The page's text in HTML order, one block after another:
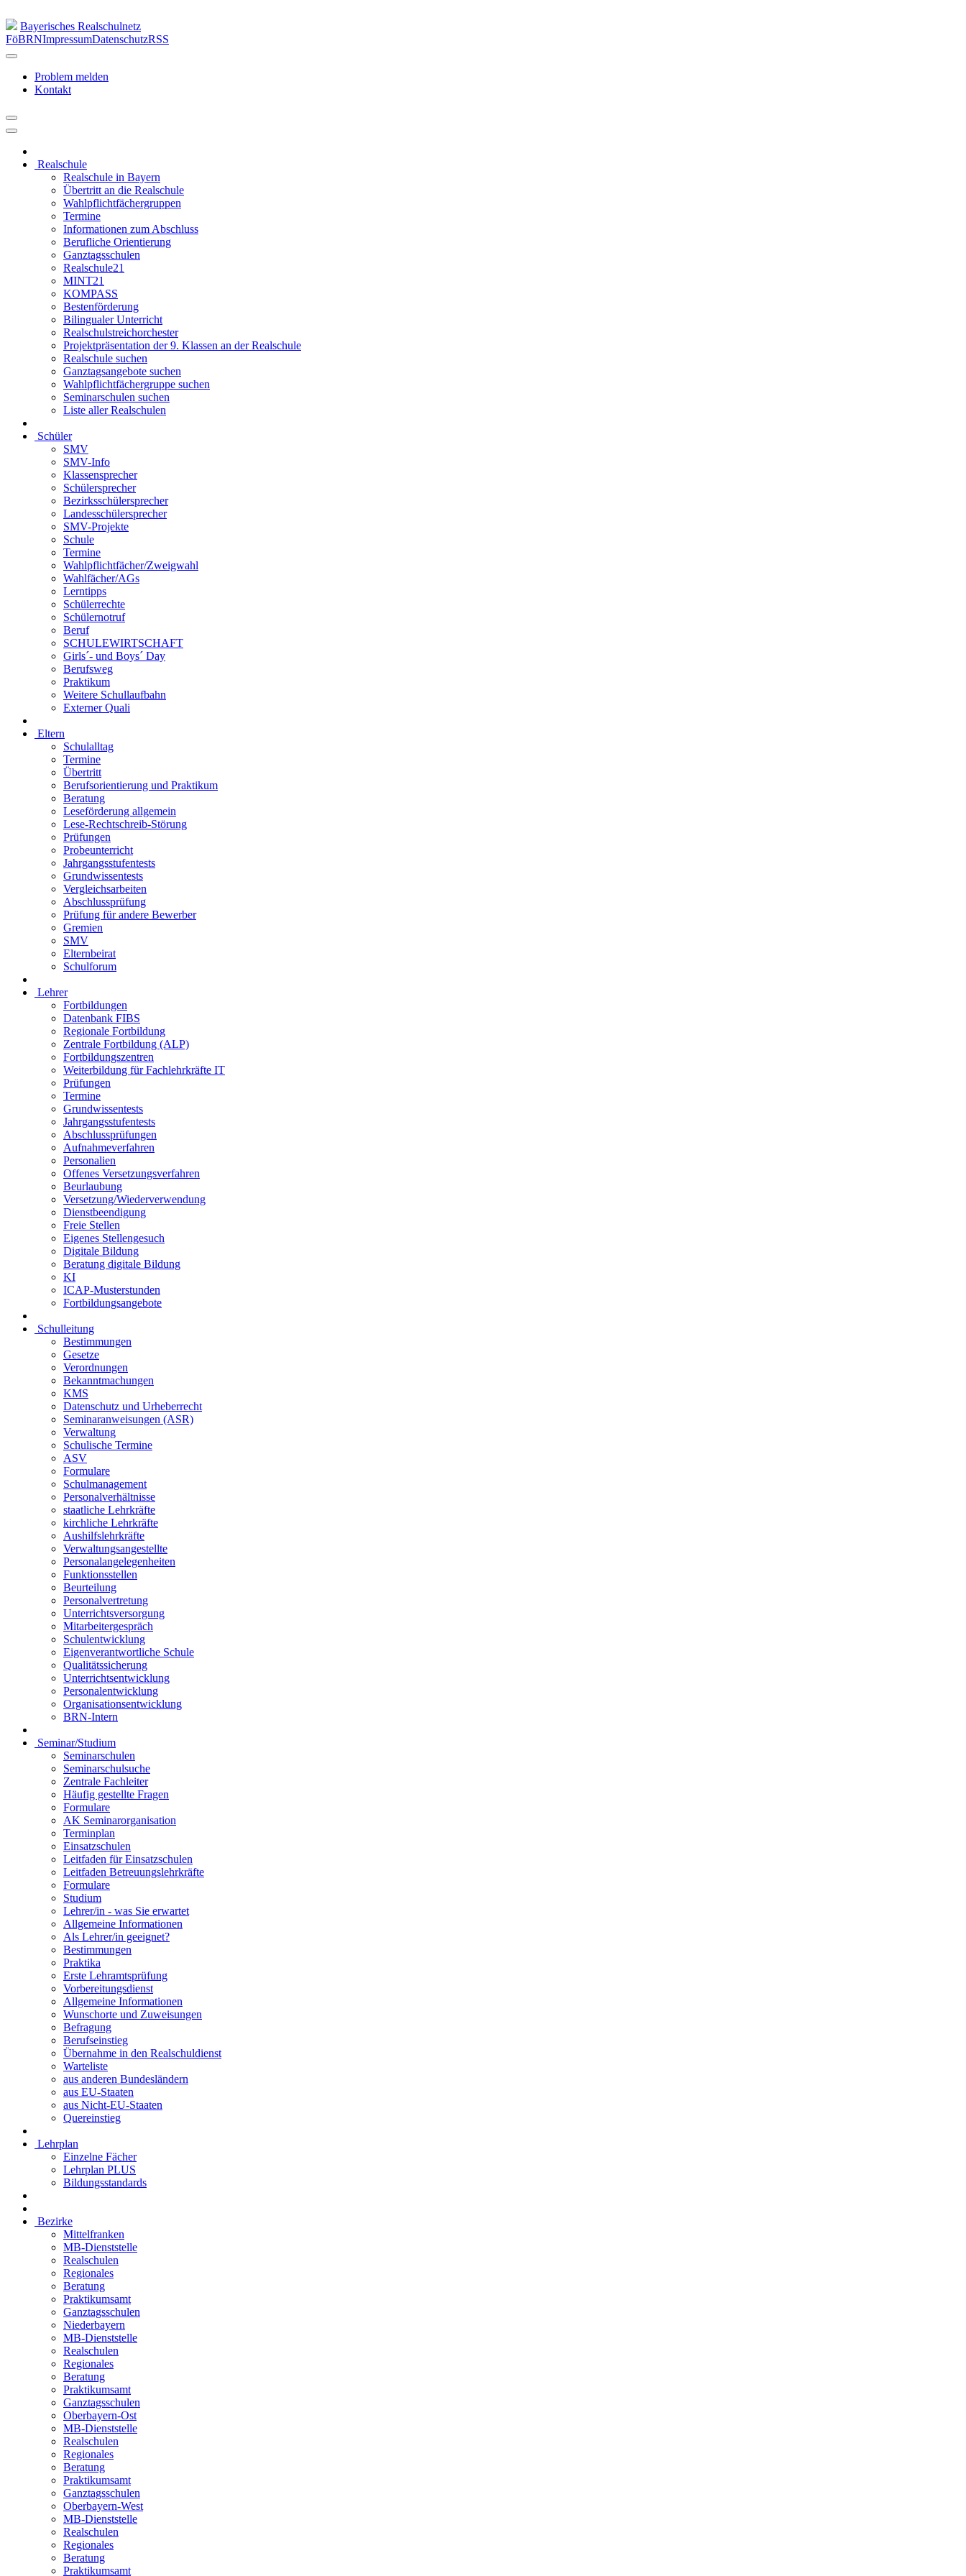
Bayerisches Realschulnetz
FöBRNImpressumDatenschutzRSS
Problem melden
Kontakt
Realschule
Realschule in Bayern
Übertritt an die Realschule
Wahlpflichtfächergruppen
Termine
Informationen zum Abschluss
Berufliche Orientierung
Ganztagsschulen
Realschule21
MINT21
KOMPASS
Bestenförderung
Bilingualer Unterricht
Realschulstreichorchester
Projektpräsentation der 9. Klassen an der Realschule
Realschule suchen
Ganztagsangebote suchen
Wahlpflichtfächergruppe suchen
Seminarschulen suchen
Liste aller Realschulen
Schüler
SMV
SMV-Info
Klassensprecher
Schülersprecher
Bezirksschülersprecher
Landesschülersprecher
SMV-Projekte
Schule
Termine
Wahlpflichtfächer/Zweigwahl
Wahlfächer/AGs
Lerntipps
Schülerrechte
Schülernotruf
Beruf
SCHULEWIRTSCHAFT
Girls´- und Boys´ Day
Berufsweg
Praktikum
Weitere Schullaufbahn
Externer Quali
Eltern
Schulalltag
Termine
Übertritt
Berufsorientierung und Praktikum
Beratung
Leseförderung allgemein
Lese-Rechtschreib-Störung
Prüfungen
Probeunterricht
Jahrgangsstufentests
Grundwissentests
Vergleichsarbeiten
Abschlussprüfung
Prüfung für andere Bewerber
Gremien
SMV
Elternbeirat
Schulforum
Lehrer
Fortbildungen
Datenbank FIBS
Regionale Fortbildung
Zentrale Fortbildung (ALP)
Fortbildungszentren
Weiterbildung für Fachlehrkräfte IT
Prüfungen
Termine
Grundwissentests
Jahrgangsstufentests
Abschlussprüfungen
Aufnahmeverfahren
Personalien
Offenes Versetzungsverfahren
Beurlaubung
Versetzung/Wiederverwendung
Dienstbeendigung
Freie Stellen
Eigenes Stellengesuch
Digitale Bildung
Beratung digitale Bildung
KI
ICAP-Musterstunden
Fortbildungsangebote
Schulleitung
Bestimmungen
Gesetze
Verordnungen
Bekanntmachungen
KMS
Datenschutz und Urheberrecht
Seminaranweisungen (ASR)
Verwaltung
Schulische Termine
ASV
Formulare
Schulmanagement
Personalverhältnisse
staatliche Lehrkräfte
kirchliche Lehrkräfte
Aushilfslehrkräfte
Verwaltungsangestellte
Personalangelegenheiten
Funktionsstellen
Beurteilung
Personalvertretung
Unterrichtsversorgung
Mitarbeitergespräch
Schulentwicklung
Eigenverantwortliche Schule
Qualitätssicherung
Unterrichtsentwicklung
Personalentwicklung
Organisationsentwicklung
BRN-Intern
Seminar/Studium
Seminarschulen
Seminarschulsuche
Zentrale Fachleiter
Häufig gestellte Fragen
Formulare
AK Seminarorganisation
Terminplan
Einsatzschulen
Leitfaden für Einsatzschulen
Leitfaden Betreuungslehrkräfte
Formulare
Studium
Lehrer/in - was Sie erwartet
Allgemeine Informationen
Als Lehrer/in geeignet?
Bestimmungen
Praktika
Erste Lehramtsprüfung
Vorbereitungsdienst
Allgemeine Informationen
Wunschorte und Zuweisungen
Befragung
Berufseinstieg
Übernahme in den Realschuldienst
Warteliste
aus anderen Bundesländern
aus EU-Staaten
aus Nicht-EU-Staaten
Quereinstieg
Lehrplan
Einzelne Fächer
Lehrplan PLUS
Bildungsstandards
Bezirke
Mittelfranken
MB-Dienststelle
Realschulen
Regionales
Beratung
Praktikumsamt
Ganztagsschulen
Niederbayern
MB-Dienststelle
Realschulen
Regionales
Beratung
Praktikumsamt
Ganztagsschulen
Oberbayern-Ost
MB-Dienststelle
Realschulen
Regionales
Beratung
Praktikumsamt
Ganztagsschulen
Oberbayern-West
MB-Dienststelle
Realschulen
Regionales
Beratung
Praktikumsamt